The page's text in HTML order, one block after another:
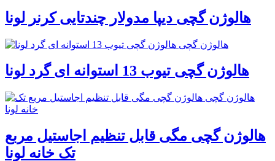
هالوژن گچی دیپا مدولار چندتایی کرنر لونا
هالوژن گچی تیوب 13 استوانه ای گرد لونا
هالوژن گچی مگی قابل تنظیم اجاستیل مربع
تک خانه لونا